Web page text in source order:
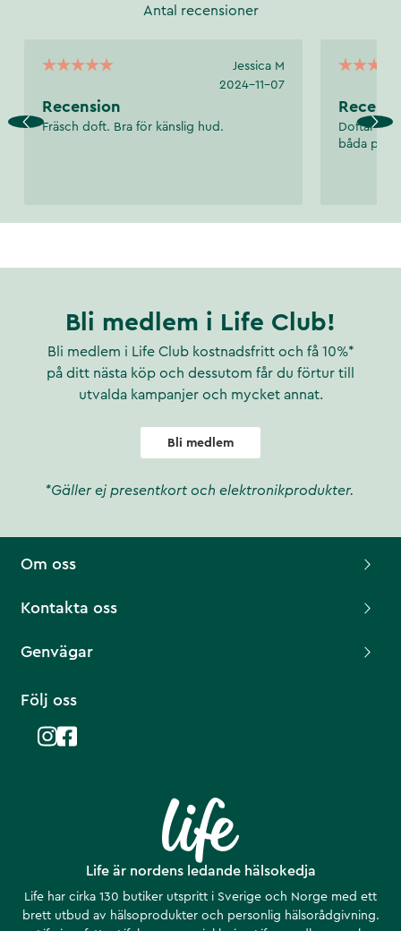
Antal recensioner
Jessica M
2024-11-07
Recension
Fräsch doft. Bra för känslig hud.
Doftar
båda
Bli medlem i Life Club!
Bli medlem i Life Club kostnadsfritt och få 10%*
på ditt nästa köp och dessutom får du förtur till
utvalda kampanjer och mycket annat.
Bli medlem
*Gäller ej presentkort och elektronikprodukter.
Life är nordens ledande hälsokedja
Life har cirka 130 butiker utspritt i Sverige och Norge med ett
brett utbud av hälsoprodukter och personlig hälsorådgivning.
Om oss
Kontakta oss
Genvägar
Följ oss